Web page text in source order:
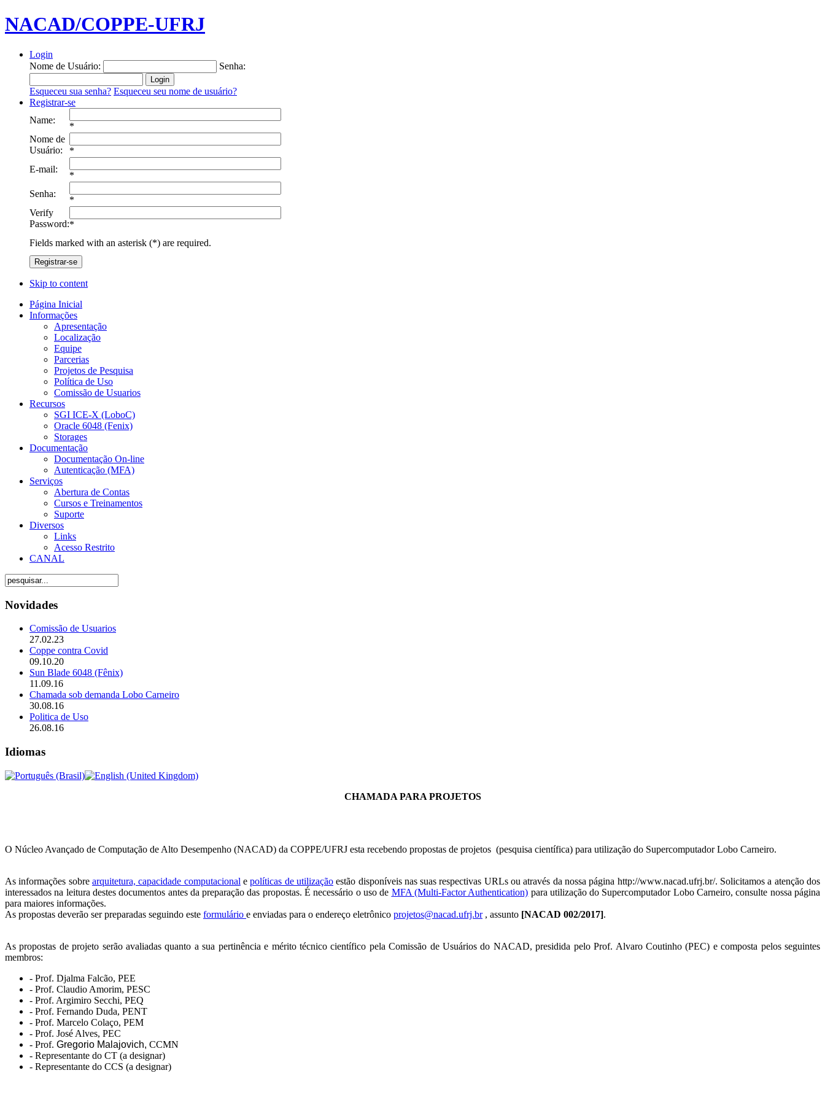
NACAD/COPPE-UFRJ
Login
Nome de Usuário:
Senha:
Esqueceu sua senha? Esqueceu seu nome de usuário?
Registrar-se
Name:
*
Nome de
Usuário:
*
E-mail:
*
Senha:
*
Verify
Password:*
Fields marked with an asterisk (*) are required.
Registrar-se
Skip to content
Página Inicial
Informações
Apresentação
Localização
Equipe
Parcerias
Projetos de Pesquisa
Política de Uso
Comissão de Usuarios
Recursos
SGI ICE-X (LoboC)
Oracle 6048 (Fenix)
Storages
Documentação
Documentação On-line
Autenticação (MFA)
Serviços
Abertura de Contas
Cursos e Treinamentos
Suporte
Diversos
Links
Acesso Restrito
CANAL
Novidades
Comissão de Usuarios
27.02.23
Coppe contra Covid
09.10.20
Sun Blade 6048 (Fênix)
11.09.16
Chamada sob demanda Lobo Carneiro
30.08.16
Politica de Uso
26.08.16
Idiomas
CHAMADA PARA PROJETOS
O Núcleo Avançado de Computação de Alto Desempenho (NACAD) da COPPE/UFRJ esta recebendo propostas de projetos (pesquisa científica) para utilização do Supercomputador Lobo Carneiro.
As informações sobre arquitetura, capacidade computacional epolíticas de utilizaçãoestão disponíveis nas suas respectivas URLs ou através da nossa página http://www.nacad.ufrj.br/. Solicitamos a atenção dos
interessados na leitura destes documentos antes da preparação das propostas. É necessário o uso de MFA (Multi-Factor Authentication) para utilização do Supercomputador Lobo Carneiro, consulte nossa página
para maiores informações.
As propostas deverão ser preparadas seguindo este formulário e enviadas para o endereço eletrônico projetos@nacad.ufrj.br , assunto [NACAD 002/2017].
As propostas de projeto serão avaliadas quanto a sua pertinência e mérito técnico científico pela Comissão de Usuários do NACAD, presidida pelo Prof. Alvaro Coutinho (PEC) e composta pelos seguintes
membros:
- Prof. Djalma Falcão, PEE
- Prof. Claudio Amorim, PESC
- Prof. Argimiro Secchi, PEQ
- Prof. Fernando Duda, PENT
- Prof. Marcelo Colaço, PEM
- Prof. José Alves, PEC
- Prof. Gregorio Malajovich, CCMN
- Representante do CT (a designar)
- Representante do CCS (a designar)